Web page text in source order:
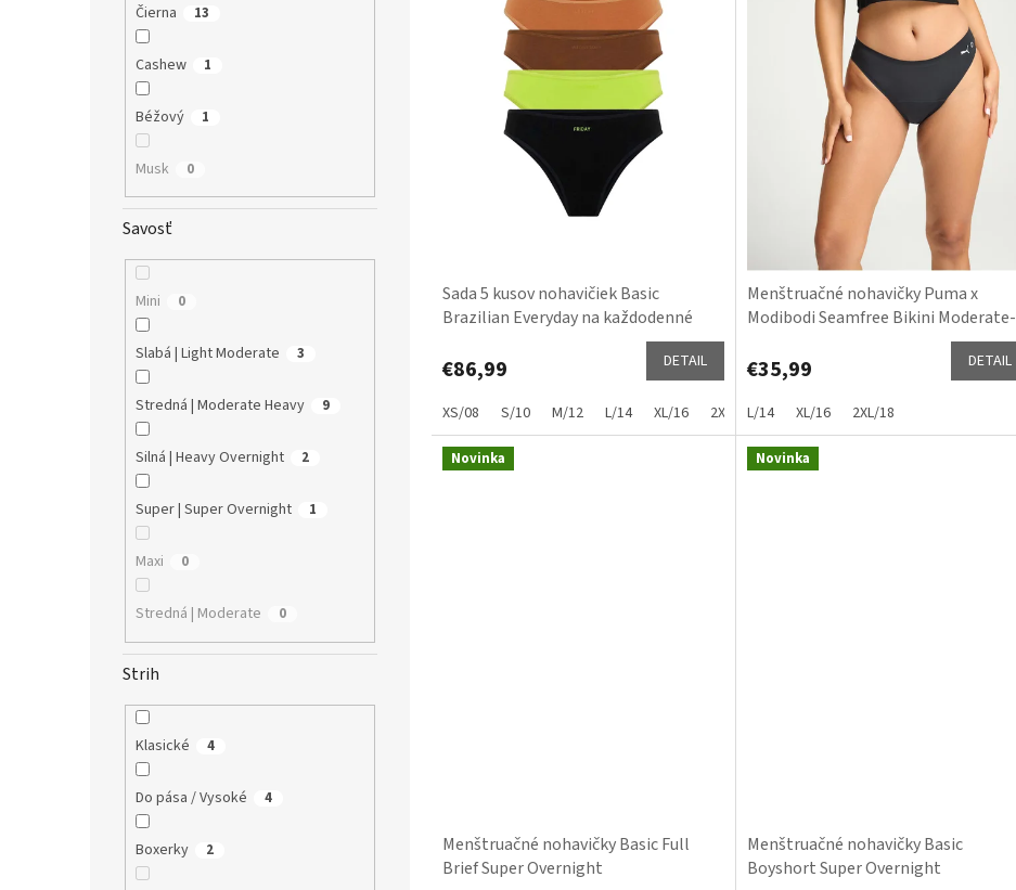
Čierna 13
Cashew 1
Béžový 1
Musk 0
Savosť
Mini 0
Slabá | Light Moderate 3
Stredná | Moderate Heavy 9
Silná | Heavy Overnight 2
Super | Super Overnight 1
Maxi 0
Stredná | Moderate 0
Strih
Klasické 4
Do pása / Vysoké 4
Boxerky 2
Sada 5 kusov nohavičiek Basic
Brazilian Everyday na každodenné
€86,99 DETAIL
XS/08 S/10 M/12 L/14 XL/16 2XL/18 3XL/20 4XL/22
Menštruačné nohavičky Puma x
Modibodi Seamfree Bikini Moderate-
€35,99 DETAIL
L/14 XL/16 2XL/18
Novinka
Menštruačné nohavičky Basic Full
Brief Super Overnight
Novinka
Menštruačné nohavičky Basic
Boyshort Super Overnight